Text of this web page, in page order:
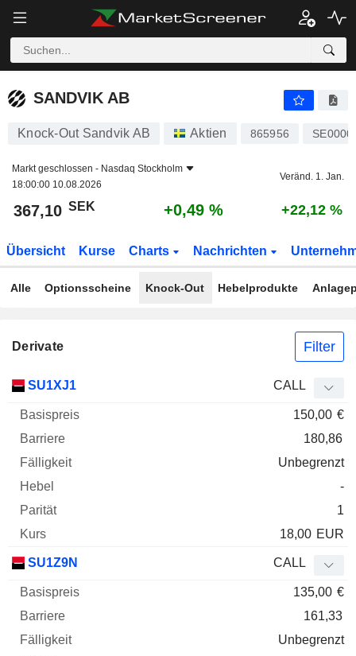
SANDVIK AB
SANDVIK AB
Knock-Out Sandvik AB Aktien 865956
Markt geschlossen - Nasdaq Stockholm
18:00:00 10.08.2026
Veränd. 1. Jan.
367,10 SEK +0,49 % +22,12 %
Übersicht Kurse Charts Nachrichten
Alle Optionsscheine Knock-Out Hebelprodukte
Derivate Filter
Elastizität
SU1XJ1 CALL
150,00 €
180,86
Unbegrenzt
-
1
18,00 EUR
SU1Z9N CALL
135,00 €
161,33
Unbegrenzt